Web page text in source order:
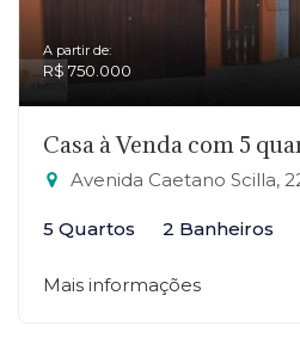
A partir de:
R$ 750.000
Casa à Venda com 5
Avenida Caetano Scilla,
5 Quartos 2 Banheiros
Mais informações